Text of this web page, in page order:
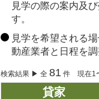
見学の際の案内及
す。
見学を希望される
動産業者と日程を調
検索結果 ▶ 全 81 件 現在1
貸家